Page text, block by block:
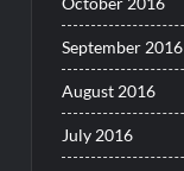
September 2016
August 2016
July 2016